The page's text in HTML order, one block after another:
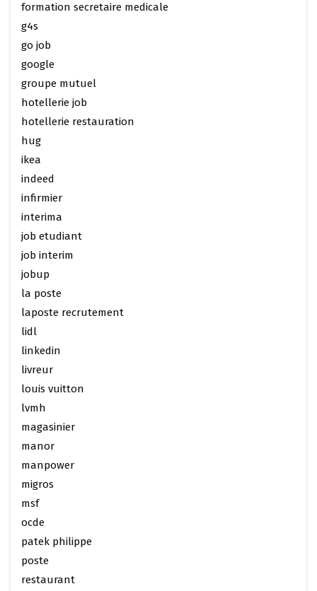
formation secretaire medicale
g4s
go job
google
groupe mutuel
hotellerie job
hotellerie restauration
hug
ikea
indeed
infirmier
interima
job etudiant
job interim
jobup
la poste
laposte recrutement
lidl
linkedin
livreur
louis vuitton
lvmh
magasinier
manor
manpower
migros
msf
ocde
patek philippe
poste
restaurant